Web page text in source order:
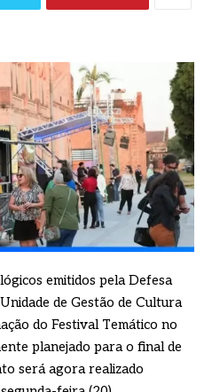
emitidos pela Defesa
de Gestão de Cultura
do Festival Temático no
planejado para o final de
será agora realizado